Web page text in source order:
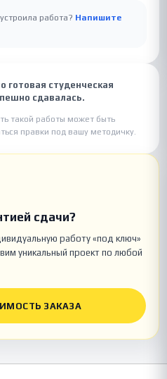
работа? Напишите
готовая студенческая
сдавалась.
такой работы может быть
правки под вашу методичку.
сдачи?
работу «под ключ»
уникальный проект по любой
ЗАКАЗА